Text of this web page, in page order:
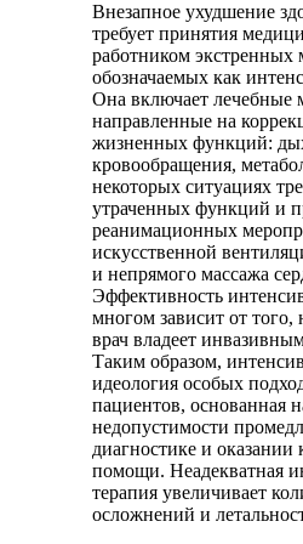
Внезапное ухудшение
требует принятия
работником экстренных
обозначаемых как
Она включает лечебные
направленные на
жизненных функций:
кровообращения,
некоторых ситуациях
утраченных функций и
реанимационных
искусственной
и непрямого массажа
Эффективность
многом зависит от того,
врач владеет
Таким образом,
идеология особых
пациентов, основанная
недопустимости
диагностике и оказании
помощи. Неадекватная
терапия увеличивает
осложнений и